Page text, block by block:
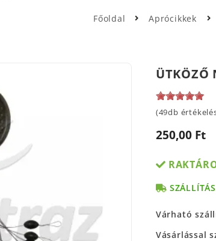
Főoldal Aprócikkek
ÜTKÖZŐ
(49db
250,00 Ft
Várható
Vásárlással